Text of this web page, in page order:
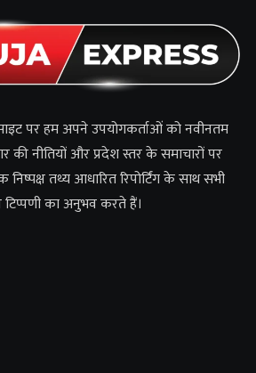
पर हम अपने उपयोगकर्ताओं को नवीनतम
की नीतियों और प्रदेश स्तर के समाचारों पर
तथ्य आधारित रिपोर्टिंग के साथ सभी
टिप्पणी का अनुभव करते हैं।